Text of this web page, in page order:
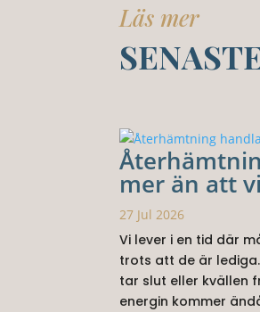
Läs mer
mer än att
27 Jul 2026
Vi lever i en tid där
trots att de är
tar slut eller kvällen
energin kommer